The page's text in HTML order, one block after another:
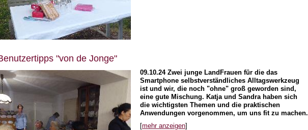
"von de Jonge"
09.10.24Zwei junge LandFrauen für die das
Smartphone selbstverständliches Alltagswerkzeug
ist und wir, die noch "ohne" groß geworden sind,
eine gute Mischung. Katja und Sandra haben sich
die wichtigsten Themen und die praktischen
Anwendungen vorgenommen, um uns fit zu machen.
[mehr anzeigen]